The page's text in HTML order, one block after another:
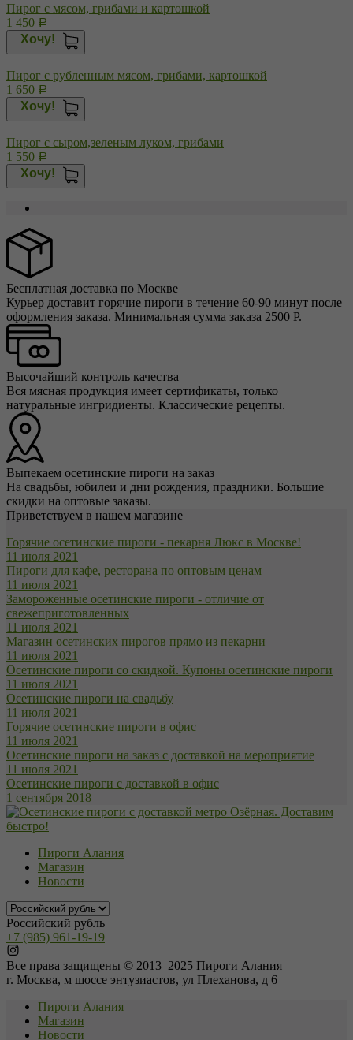
Пирог с мясом, грибами и картошкой
1 450 Р
Хочу!
Пирог с рубленным мясом, грибами, картошкой
1 650 Р
Хочу!
Пирог с сыром,зеленым луком, грибами
1 550 Р
Хочу!
Бесплатная доставка по Москве
Курьер доставит горячие пироги в течение 60-90 минут после
оформления заказа. Минимальная сумма заказа 2500 Р.
Высочайший контроль качества
Вся мясная продукция имеет сертификаты, только
натуральные ингридиенты. Классические рецепты.
Выпекаем осетинские пироги на заказ
На свадьбы, юбилеи и дни рождения, праздники. Большие
скидки на оптовые заказы.
Приветствуем в нашем магазине
Горячие осетинские пироги - пекарня Люкс в Москве!
11 июля 2021
Пироги для кафе, ресторана по оптовым ценам
11 июля 2021
Замороженные осетинские пироги - отличие от
свежеприготовленных
11 июля 2021
Магазин осетинских пирогов прямо из пекарни
11 июля 2021
Осетинские пироги со скидкой. Купоны осетинские пироги
11 июля 2021
Осетинские пироги на свадьбу
11 июля 2021
Горячие осетинские пироги в офис
11 июля 2021
Осетинские пироги на заказ с доставкой на мероприятие
11 июля 2021
Осетинские пироги с доставкой в офис
1 сентября 2018
Пироги Алания
Магазин
Новости
Российский рубль
+7 (985) 961-19-19
Все права защищены © 2013–2025 Пироги Алания
г. Москва, м шоссе энтузиастов, ул Плеханова, д 6
Пироги Алания
Магазин
Новости